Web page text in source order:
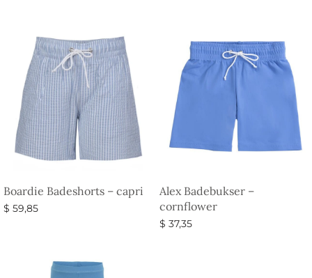
Boardie Badeshorts – capri
$ 59,85
Alex Badebukser –
cornflower
$ 37,35